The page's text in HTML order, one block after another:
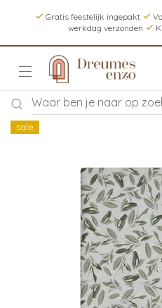
Gratis feestelijk ingepakt
werkdag verzonden
sale